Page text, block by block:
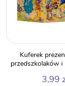
Kuferek
przedszkolaków
3,99